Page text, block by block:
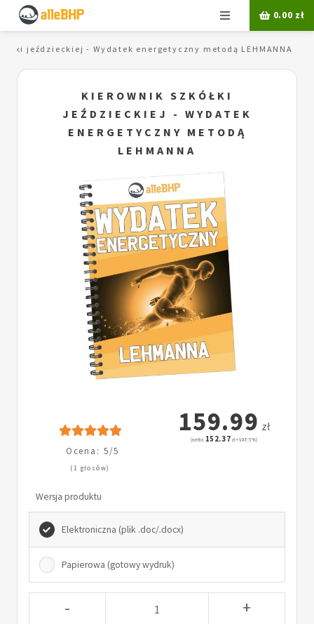
Menu 0.00 zł
jeździeckiej - Wydatek energetyczny metodą LEHMANNA
KIEROWNIK SZKÓŁKI
JEŹDZIECKIEJ - WYDATEK
ENERGETYCZNY METODĄ
LEHMANNA
Ocena: 5/5
(1 głosów)
159.99 zł
(netto: 152.37 zł + VAT: 5%)
Wersja produktu
Elektroniczna (plik .doc/.docx)
Papierowa (gotowy wydruk)
- +